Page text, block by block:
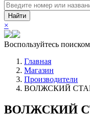
Найти
×
Воспользуйтесь
Главная
Магазин
Производители
ВОЛЖСКИЙ
ВОЛЖСКИЙ